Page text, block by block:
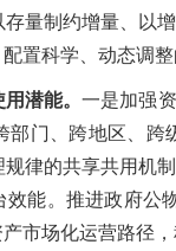
量制约增量、以
置科学、动态调
用潜能。一是加强
部门、跨地区、
律的共享共用机
能。推进政府公
市场化运营路径